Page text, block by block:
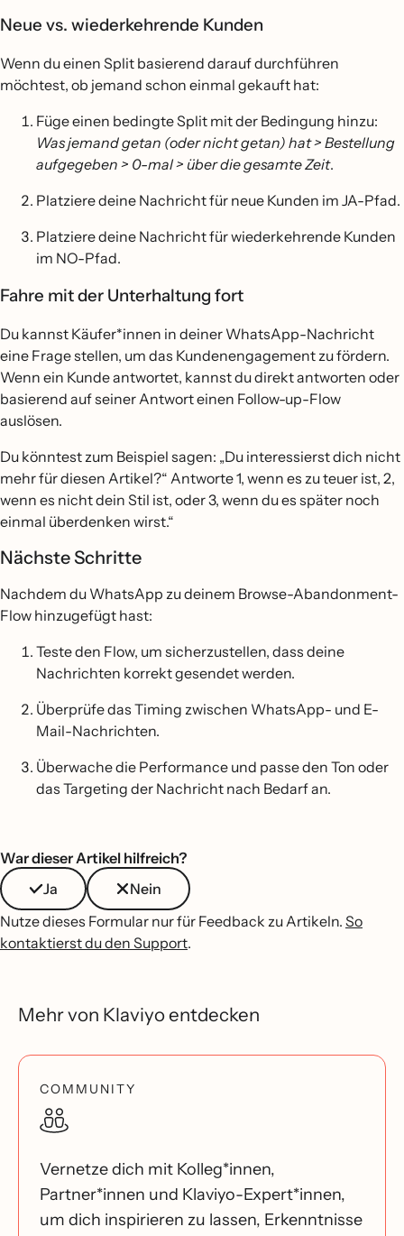
Neue vs. wiederkehrende Kunden
Wenn du einen Split basierend darauf durchführen
möchtest, ob jemand schon einmal gekauft hat:
Füge einen bedingte Split mit der Bedingung hinzu:
Was jemand getan (oder nicht getan) hat > Bestellung
aufgegeben > 0-mal > über die gesamte Zeit.
Platziere deine Nachricht für neue Kunden im JA-Pfad.
Platziere deine Nachricht für wiederkehrende Kunden
im NO-Pfad.
Fahre mit der Unterhaltung fort
Du kannst Käufer*innen in deiner WhatsApp-Nachricht
eine Frage stellen, um das Kundenengagement zu fördern.
Wenn ein Kunde antwortet, kannst du direkt antworten oder
basierend auf seiner Antwort einen Follow-up-Flow
auslösen.
Du könntest zum Beispiel sagen: „Du interessierst dich nicht
mehr für diesen Artikel?“ Antworte 1, wenn es zu teuer ist, 2,
wenn es nicht dein Stil ist, oder 3, wenn du es später noch
einmal überdenken wirst.“
Nächste Schritte
Nachdem du WhatsApp zu deinem Browse-Abandonment-
Flow hinzugefügt hast:
Teste den Flow, um sicherzustellen, dass deine
Nachrichten korrekt gesendet werden.
Überprüfe das Timing zwischen WhatsApp- und E-
Mail-Nachrichten.
Überwache die Performance und passe den Ton oder
das Targeting der Nachricht nach Bedarf an.
War dieser Artikel hilfreich?
Ja
Nein
Nutze dieses Formular nur für Feedback zu Artikeln. So
kontaktierst du den Support.
Mehr von Klaviyo entdecken
COMMUNITY
Vernetze dich mit Kolleg*innen,
Partner*innen und Klaviyo-Expert*innen,
um dich inspirieren zu lassen, Erkenntnisse